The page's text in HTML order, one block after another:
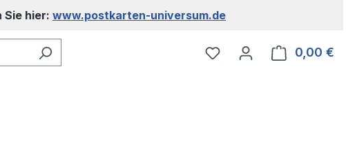
Sie hier: www.postkarten-universum.de
Du hast 0 Produkte auf
0,00 €